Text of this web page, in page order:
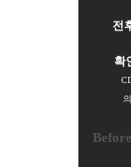
전
확
Before